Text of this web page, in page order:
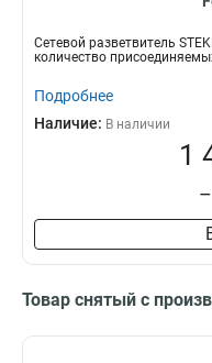
Сетевой разветвитель
количество
Подробнее
Наличие: В наличии
1
–
Товар снятый с